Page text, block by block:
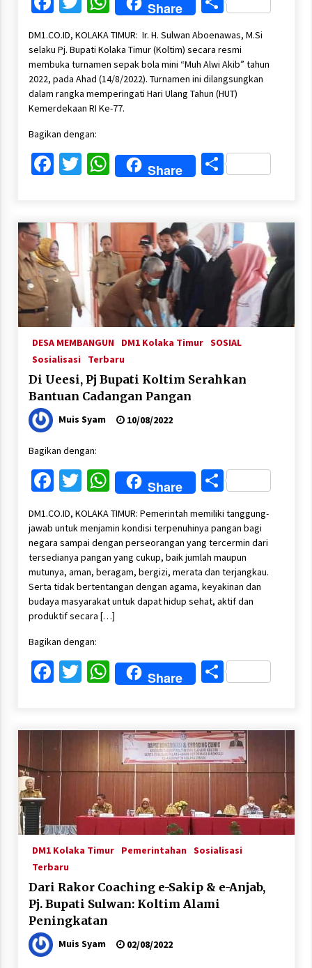
Share
DM1.CO.ID, KOLAKA TIMUR: Ir. H. Sulwan Aboenawas, M.Si
selaku Pj. Bupati Kolaka Timur (Koltim) secara resmi
membuka turnamen sepak bola mini “Muh Alwi Akib” tahun
2022, pada Ahad (14/8/2022). Turnamen ini dilangsungkan
dalam rangka memperingati Hari Ulang Tahun (HUT)
Kemerdekaan RI Ke-77.
Bagikan dengan:
Facebook
Twitter
WhatsApp
Share Share
DESA MEMBANGUN DM1 Kolaka Timur SOSIAL
Sosialisasi
Terbaru
Di Ueesi, Pj Bupati Koltim Serahkan
Bantuan Cadangan Pangan
Muis Syam 10/08/2022
Bagikan dengan:
Facebook
Twitter
WhatsApp
Share Share
DM1.CO.ID, KOLAKA TIMUR: Pemerintah memiliki tanggung-
jawab untuk menjamin kondisi terpenuhinya pangan bagi
negara sampai dengan perseorangan yang tercermin dari
tersedianya pangan yang cukup, baik jumlah maupun
mutunya, aman, beragam, bergizi, merata dan terjangkau.
Serta tidak bertentangan dengan agama, keyakinan dan
budaya masyarakat untuk dapat hidup sehat, aktif dan
produktif secara […]
Bagikan dengan:
Facebook
Twitter
WhatsApp
Share Share
DM1 Kolaka Timur Pemerintahan Sosialisasi
Terbaru
Dari Rakor Coaching e-Sakip & e-Anjab,
Pj. Bupati Sulwan: Koltim Alami
Peningkatan
Muis Syam 02/08/2022